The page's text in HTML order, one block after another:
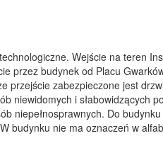
Wejście na teren
przez budynek od Placu
zabezpieczone jest
niewidomych i słabowidzących
niepełnosprawnych. Do
nie ma oznaczeń w